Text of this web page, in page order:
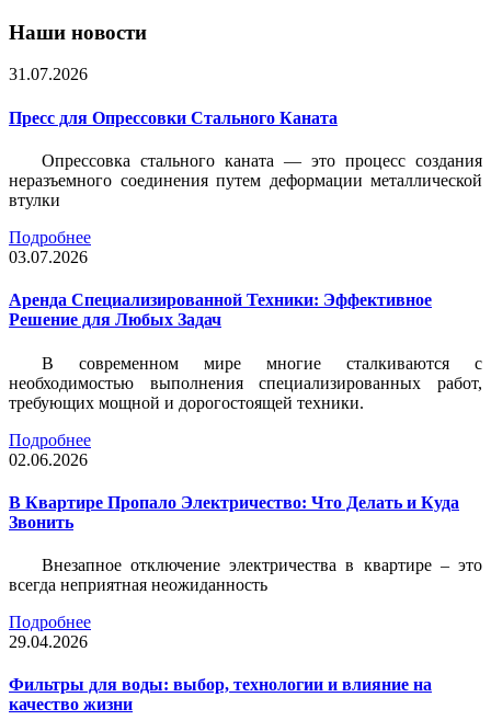
Наши новости
31.07.2026
Пресс для Опрессовки Стального Каната
Опрессовка стального каната — это процесс создания
неразъемного соединения путем деформации металлической
втулки
Подробнее
03.07.2026
Аренда Специализированной Техники: Эффективное
Решение для Любых Задач
В современном мире многие сталкиваются с
необходимостью выполнения специализированных работ,
требующих мощной и дорогостоящей техники.
Подробнее
02.06.2026
В Квартире Пропало Электричество: Что Делать и Куда
Звонить
Внезапное отключение электричества в квартире – это
всегда неприятная неожиданность
Подробнее
29.04.2026
Фильтры для воды: выбор, технологии и влияние на
качество жизни